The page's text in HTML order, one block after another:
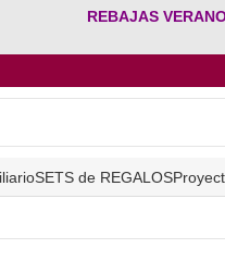
REBAJAS
SETS de REGALOS